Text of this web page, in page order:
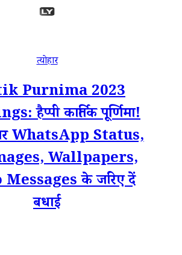
त्योहार
Purnima 2023
हैप्पी कार्तिक पूर्णिमा!
WhatsApp Status,
Wallpapers,
के जरिए दें
बधाई